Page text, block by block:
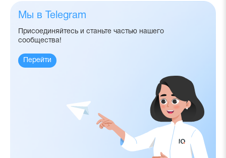
Мы в Telegram
Присоединяйтесь и станьте частью нашего
сообщества!
Перейти